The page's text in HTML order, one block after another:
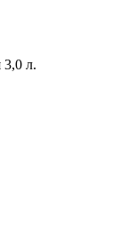
3,0 л.